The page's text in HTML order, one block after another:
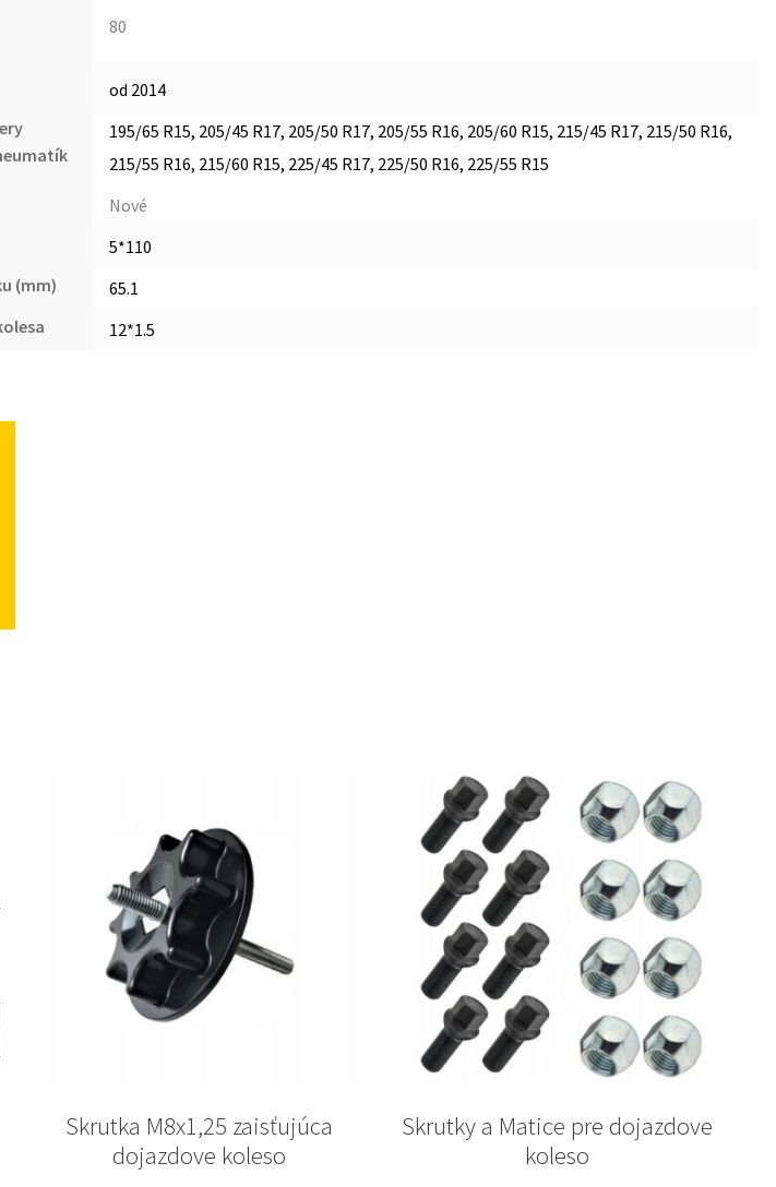
80
od 2014
195/65 R15, 205/45 R17, 205/50 R17, 205/55 R16, 205/60 R15, 215/45 R17, 215/50 R16,
215/55 R16, 215/60 R15, 225/45 R17, 225/50 R16, 225/55 R15
Nové
5*110
(mm)
65.1
12*1.5
Skrutka M8x1,25 zaisťujúca
dojazdove koleso
Skrutky a Matice pre dojazdove
koleso